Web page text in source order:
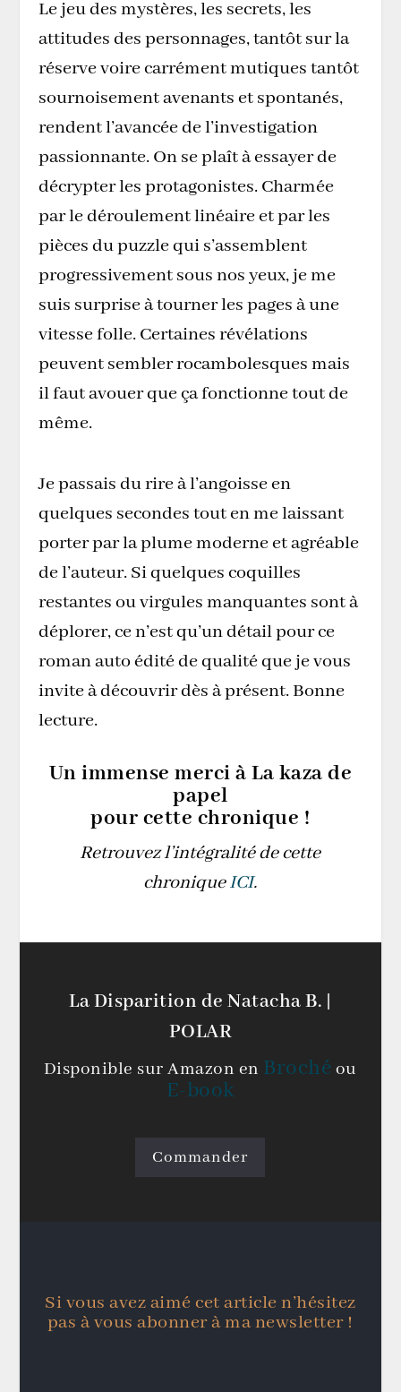
Le jeu des mystères, les secrets, les
attitudes des personnages, tantôt sur la
réserve voire carrément mutiques tantôt
sournoisement avenants et spontanés,
rendent l’avancée de l’investigation
passionnante. On se plaît à essayer de
décrypter les protagonistes. Charmée
par le déroulement linéaire et par les
pièces du puzzle qui s’assemblent
progressivement sous nos yeux, je me
suis surprise à tourner les pages à une
vitesse folle. Certaines révélations
peuvent sembler rocambolesques mais
il faut avouer que ça fonctionne tout de
même.
Je passais du rire à l’angoisse en
quelques secondes tout en me laissant
porter par la plume moderne et agréable
de l’auteur. Si quelques coquilles
restantes ou virgules manquantes sont à
déplorer, ce n’est qu’un détail pour ce
roman auto édité de qualité que je vous
invite à découvrir dès à présent. Bonne
lecture.
Un immense merci à La kaza de
papel
pour cette chronique !
Retrouvez l’intégralité de cette
chroniqueICI.
La Disparition de Natacha B. |
POLAR
Disponible sur Amazon en Broché ou
E-book
Commander
Si vous avez aimé cet article n’hésitez
pas à vous abonner à ma newsletter !